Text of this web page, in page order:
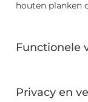
houten planken
Functionele
Privacy en